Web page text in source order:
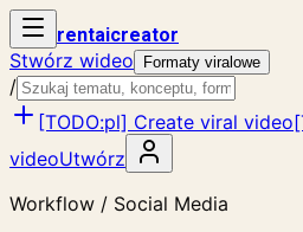
rentaicreator
Stwórz wideo Formaty viralowe
/
[TODO:pl] Create viral video
videoUtwórz
Workflow / Social Media